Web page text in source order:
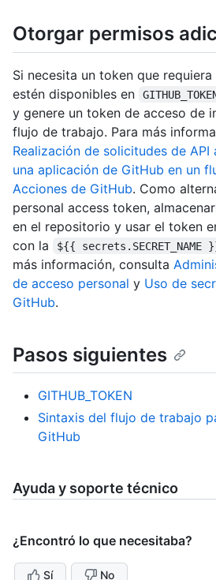
Otorgar permisos
Si necesita un token que
estén disponibles en
y genere un token de acceso de
flujo de trabajo. Para más
Realización de solicitudes de
una aplicación de GitHub en un
Acciones de GitHub. Como
personal access token,
en el repositorio y usar el token
con la
${{ secrets.SECRET_NAME
más información, consulta
de acceso personal y Uso de
GitHub.
Pasos siguientes
GITHUB_TOKEN
Sintaxis del flujo de trabajo
GitHub
Ayuda y soporte técnico
¿Encontró lo que necesitaba?
Sí No